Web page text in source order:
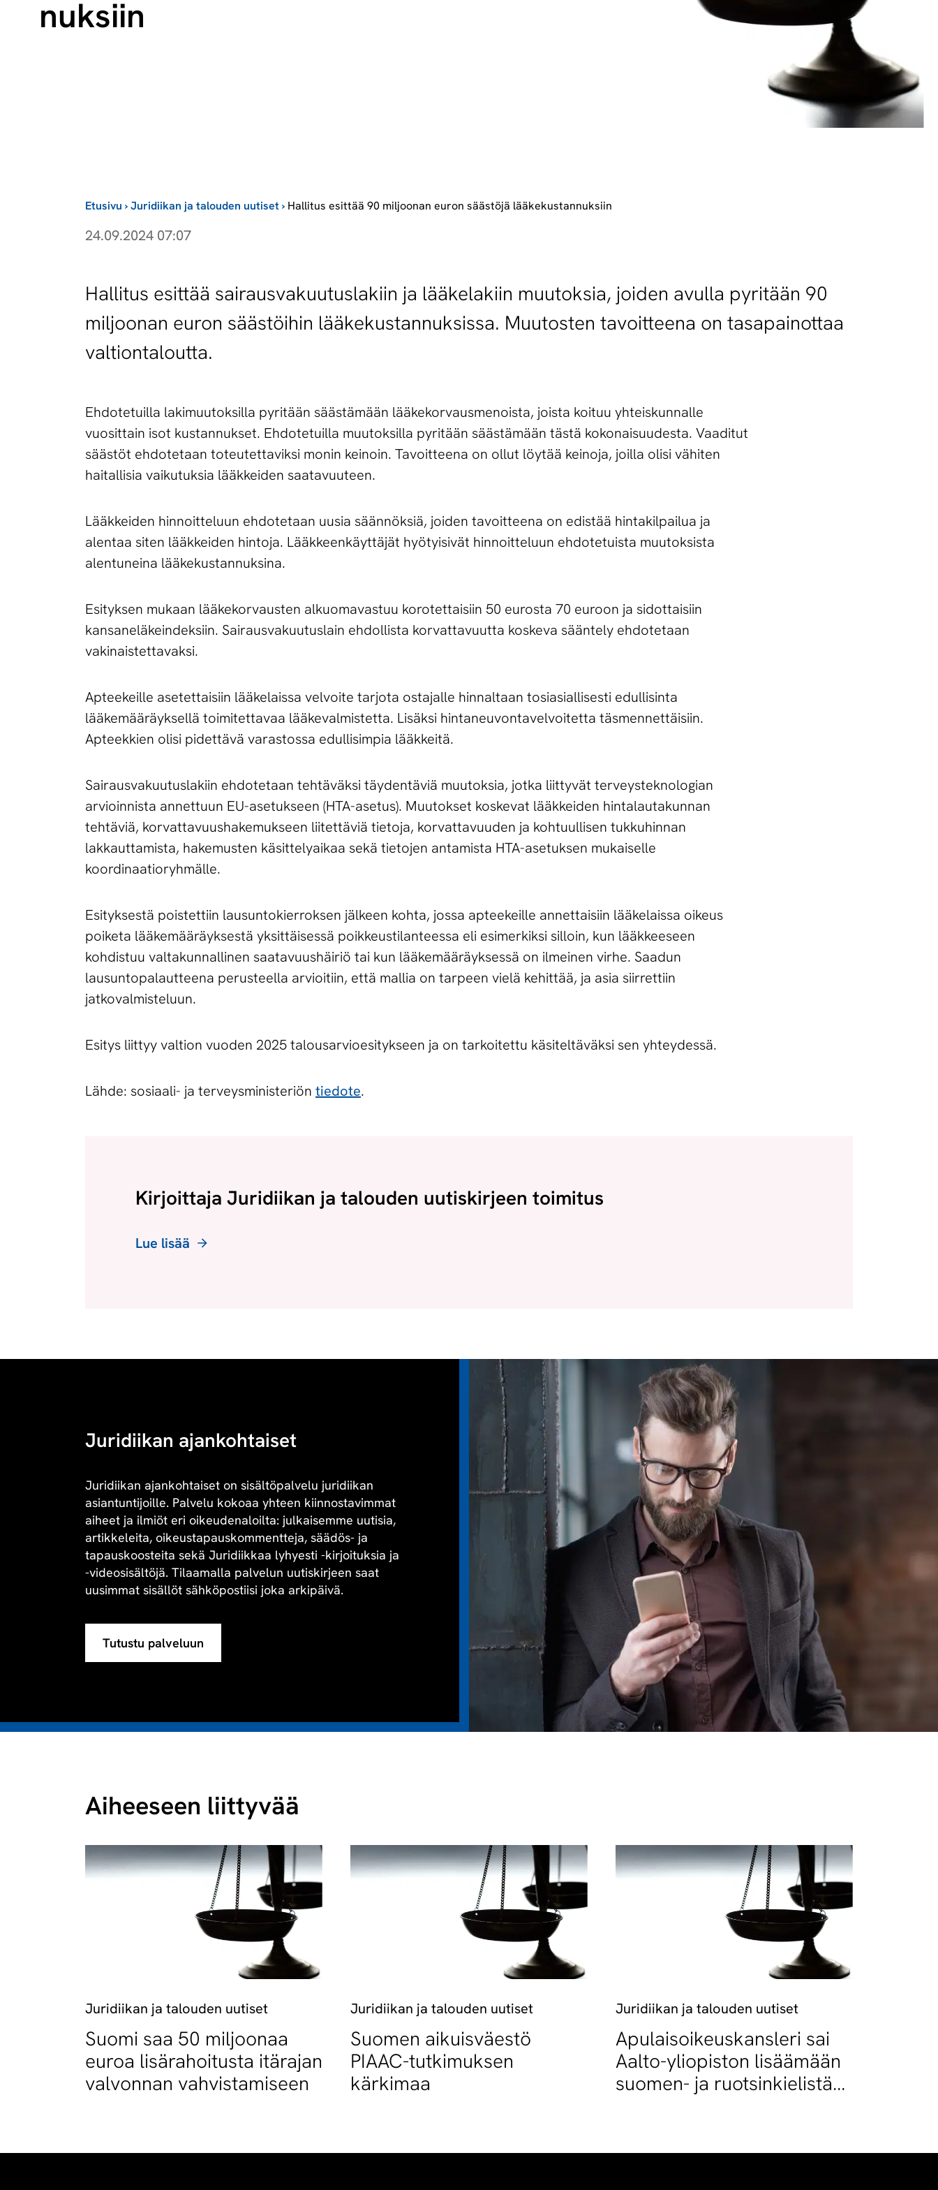
nuk­siin
Etusivu ›Juridiikan ja talouden uutiset› Hallitus esittää 90 miljoonan euron säästöjä lääkekustannuksiin
24.09.2024 07:07
Hallitus esittää sairausvakuutuslakiin ja lääkelakiin muutoksia, joiden avulla pyritään 90
miljoonan euron säästöihin lääkekustannuksissa. Muutosten tavoitteena on tasapainottaa
valtiontaloutta.
Ehdotetuilla lakimuutoksilla pyritään säästämään lääkekorvausmenoista, joista koituu yhteiskunnalle
vuosittain isot kustannukset. Ehdotetuilla muutoksilla pyritään säästämään tästä kokonaisuudesta. Vaaditut
säästöt ehdotetaan toteutettaviksi monin keinoin. Tavoitteena on ollut löytää keinoja, joilla olisi vähiten
haitallisia vaikutuksia lääkkeiden saatavuuteen.
Lääkkeiden hinnoitteluun ehdotetaan uusia säännöksiä, joiden tavoitteena on edistää hintakilpailua ja
alentaa siten lääkkeiden hintoja. Lääkkeenkäyttäjät hyötyisivät hinnoitteluun ehdotetuista muutoksista
alentuneina lääkekustannuksina.
Esityksen mukaan lääkekorvausten alkuomavastuu korotettaisiin 50 eurosta 70 euroon ja sidottaisiin
kansaneläkeindeksiin. Sairausvakuutuslain ehdollista korvattavuutta koskeva sääntely ehdotetaan
vakinaistettavaksi.
Apteekeille asetettaisiin lääkelaissa velvoite tarjota ostajalle hinnaltaan tosiasiallisesti edullisinta
lääkemääräyksellä toimitettavaa lääkevalmistetta. Lisäksi hintaneuvontavelvoitetta täsmennettäisiin.
Apteekkien olisi pidettävä varastossa edullisimpia lääkkeitä.
Sairausvakuutuslakiin ehdotetaan tehtäväksi täydentäviä muutoksia, jotka liittyvät terveysteknologian
arvioinnista annettuun EU-asetukseen (HTA-asetus). Muutokset koskevat lääkkeiden hintalautakunnan
tehtäviä, korvattavuushakemukseen liitettäviä tietoja, korvattavuuden ja kohtuullisen tukkuhinnan
lakkauttamista, hakemusten käsittelyaikaa sekä tietojen antamista HTA-asetuksen mukaiselle
koordinaatioryhmälle.
Esityksestä poistettiin lausuntokierroksen jälkeen kohta, jossa apteekeille annettaisiin lääkelaissa oikeus
poiketa lääkemääräyksestä yksittäisessä poikkeustilanteessa eli esimerkiksi silloin, kun lääkkeeseen
kohdistuu valtakunnallinen saatavuushäiriö tai kun lääkemääräyksessä on ilmeinen virhe. Saadun
lausuntopalautteena perusteella arvioitiin, että mallia on tarpeen vielä kehittää, ja asia siirrettiin
jatkovalmisteluun.
Esitys liittyy valtion vuoden 2025 talousarvioesitykseen ja on tarkoitettu käsiteltäväksi sen yhteydessä.
Lähde: sosiaali- ja terveysministeriön tiedote.
Kirjoittaja Juridiikan ja talouden uutiskirjeen toimitus
Lue lisää
Juridiikan ajankohtaiset
Juridiikan ajankohtaiset on sisältöpalvelu juridiikan
asiantuntijoille. Palvelu kokoaa yhteen kiinnostavimmat
aiheet ja ilmiöt eri oikeudenaloilta: julkaisemme uutisia,
artikkeleita, oikeustapauskommentteja, säädös- ja
tapauskoosteita sekä Juridiikkaa lyhyesti -kirjoituksia ja
-videosisältöjä. Tilaamalla palvelun uutiskirjeen saat
uusimmat sisällöt sähköpostiisi joka arkipäivä.
Tutustu palveluun
Aiheeseen liittyvää
Juridiikan ja talouden uutiset
Suomi saa 50 miljoonaa
euroa lisärahoitusta itärajan
valvonnan vahvistamiseen
Juridiikan ja talouden uutiset
Suomen aikuisväestö
PIAAC-tutkimuksen
kärkimaa
Juridiikan ja talouden uutiset
Apulaisoikeuskansleri sai
Aalto-yliopiston lisäämään
suomen- ja ruotsinkielistä